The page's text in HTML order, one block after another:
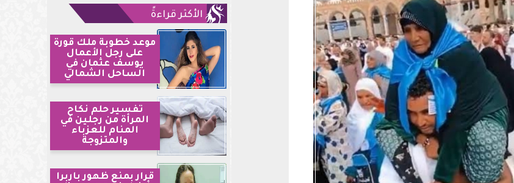
الأكثر قراءةً
موعد خطوبة ملك قورة
على رجل الأعمال
يوسف عثمان في
الساحل الشمالي
تفسير حلم نكاح
المرأة من رجلين في
المنام للعزباء
والمتزوجة
قرار بمنع ظهور باربرا